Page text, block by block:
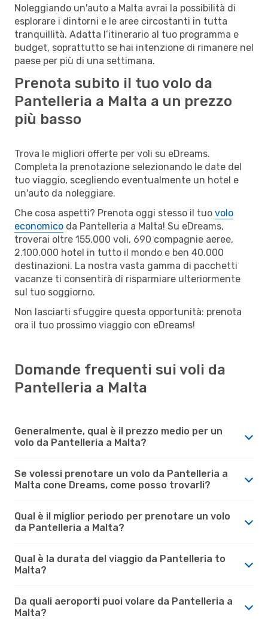
Noleggiando un'auto a Malta avrai la possibilità di
esplorare i dintorni e le aree circostanti in tutta
tranquillità. Adatta l’itinerario al tuo programma e
budget, soprattutto se hai intenzione di rimanere nel
paese per più di una settimana.
Prenota subito il tuo volo da
Pantelleria a Malta a un prezzo
più basso
Trova le migliori offerte per voli su eDreams.
Completa la prenotazione selezionando le date del
tuo viaggio, scegliendo eventualmente un hotel e
un'auto da noleggiare.
Che cosa aspetti? Prenota oggi stesso il tuo volo
economico da Pantelleria a Malta! Su eDreams,
troverai oltre 155.000 voli, 690 compagnie aeree,
2.100.000 hotel in tutto il mondo e ben 40.000
destinazioni. La nostra vasta gamma di pacchetti
vacanze ti consentirà di risparmiare ulteriormente
sul tuo soggiorno.
Non lasciarti sfuggire questa opportunità: prenota
ora il tuo prossimo viaggio con eDreams!
Domande frequenti sui voli da
Pantelleria a Malta
Generalmente, qual è il prezzo medio per un
volo da Pantelleria a Malta?
Se volessi prenotare un volo da Pantelleria a
Malta cone Dreams, come posso trovarli?
Qual è il miglior periodo per prenotare un volo
da Pantelleria a Malta?
Qual è la durata del viaggio da Pantelleria to
Malta?
Da quali aeroporti puoi volare da Pantelleria a
Malta?